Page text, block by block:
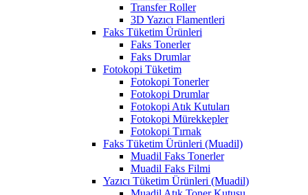
Transfer Roller
3D Yazıcı Flamentleri
Faks Tüketim Ürünleri
Faks Tonerler
Faks Drumlar
Fotokopi Tüketim
Fotokopi Tonerler
Fotokopi Drumlar
Fotokopi Atık Kutuları
Fotokopi Mürekkepler
Fotokopi Tırnak
Faks Tüketim Ürünleri (Muadil)
Muadil Faks Tonerler
Muadil Faks Filmi
Yazıcı Tüketim Ürünleri (Muadil)